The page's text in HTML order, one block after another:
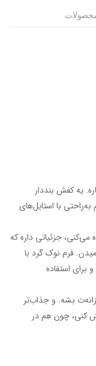
یه کفش بنددار
با استایل‌های
می‌کنی، جزئیاتی داره که
فرم نوک گرد با
استفاده
بشه. و جذاب‌تر
کنی، چون هم در